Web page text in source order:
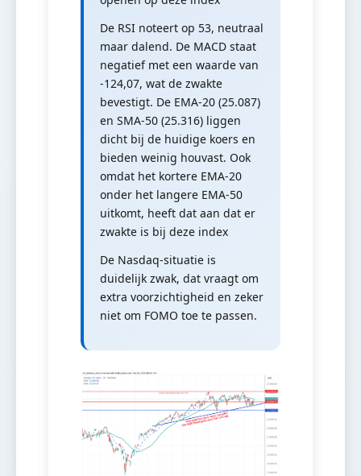
De RSI noteert op 53, neutraal
maar dalend. De MACD staat
negatief met een waarde van
-124,07, wat de zwakte
bevestigt. De EMA-20 (25.087)
en SMA-50 (25.316) liggen
dicht bij de huidige koers en
bieden weinig houvast. Ook
omdat het kortere EMA-20
onder het langere EMA-50
uitkomt, heeft dat aan dat er
zwakte is bij deze index
De Nasdaq-situatie is
duidelijk zwak, dat vraagt om
extra voorzichtigheid en zeker
niet om FOMO toe te passen.